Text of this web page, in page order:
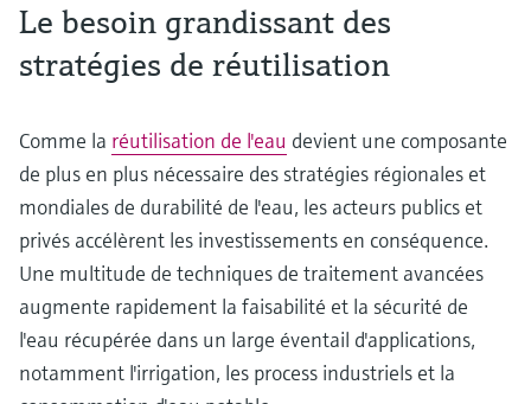
Le besoin grandissant des
stratégies de réutilisation
Comme la réutilisation de l'eau devient une composante
de plus en plus nécessaire des stratégies régionales et
mondiales de durabilité de l'eau, les acteurs publics et
privés accélèrent les investissements en conséquence.
Une multitude de techniques de traitement avancées
augmente rapidement la faisabilité et la sécurité de
l'eau récupérée dans un large éventail d'applications,
notamment l'irrigation, les process industriels et la